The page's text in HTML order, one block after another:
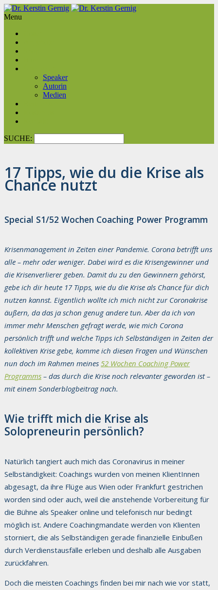
Menu
Speaker
Autorin
Medien
SUCHE:
17 Tipps, wie du die Krise als
Chance nutzt
Special S1/52 Wochen Coaching Power Programm
Krisenmanagement in Zeiten einer Pandemie. Corona betrifft uns
alle – mehr oder weniger. Dabei wird es die Krisengewinner und
die Krisenverlierer geben. Damit du zu den Gewinnern gehörst,
gebe ich dir heute 17 Tipps, wie du die Krise als Chance für dich
nutzen kannst. Eigentlich wollte ich mich nicht zur Coronakrise
äußern, da das ja schon genug andere tun. Aber da ich von
immer mehr Menschen gefragt werde, wie mich Corona
persönlich trifft und welche Tipps ich Selbständigen in Zeiten der
kollektiven Krise gebe, komme ich diesen Fragen und Wünschen
nun doch im Rahmen meines 52 Wochen Coaching Power
Programms – das durch die Krise noch relevanter geworden ist –
mit einem Sonderblogbeitrag nach.
Wie trifft mich die Krise als
Solopreneurin persönlich?
Natürlich tangiert auch mich das Coronavirus in meiner
Selbständigkeit: Coachings wurden von meinen KlientInnen
abgesagt, da ihre Flüge aus Wien oder Frankfurt gestrichen
worden sind oder auch, weil die anstehende Vorbereitung für
die Bühne als Speaker online und telefonisch nur bedingt
möglich ist. Andere Coachingmandate werden von Klienten
storniert, die als Selbständigen gerade finanzielle Einbußen
durch Verdienstausfälle erleben und deshalb alle Ausgaben
zurückfahren.
Doch die meisten Coachings finden bei mir nach wie vor statt,